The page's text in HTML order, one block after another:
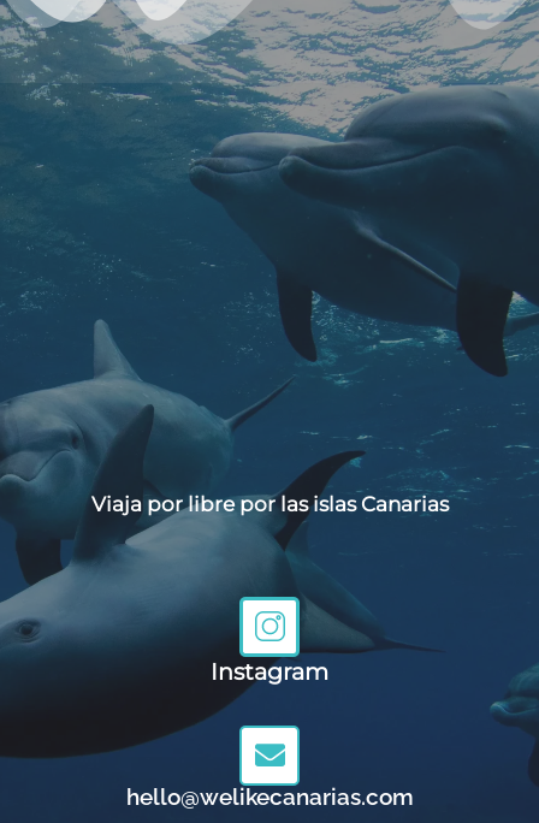
Viaja por libre por las islas Canarias
Instagram
hello@welikecanarias.com